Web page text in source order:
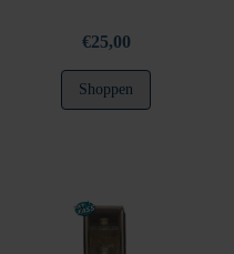
€25,00
Shoppen